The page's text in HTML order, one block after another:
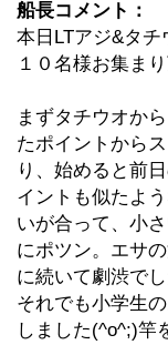
船長コメント：
本日LTアジ&タ
１０名様お集ま
まずタチウオか
たポイントから
り、始めると前
イントも似たよ
いが合って、小
にポツン。エサ
に続いて劇渋で
それでも小学生
しました(^o^;)竿